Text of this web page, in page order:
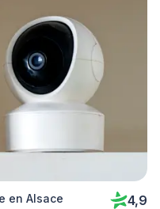
en Alsace 4,9